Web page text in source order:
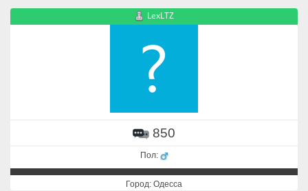
LexLTZ
850
Пол:
Город: Одесса